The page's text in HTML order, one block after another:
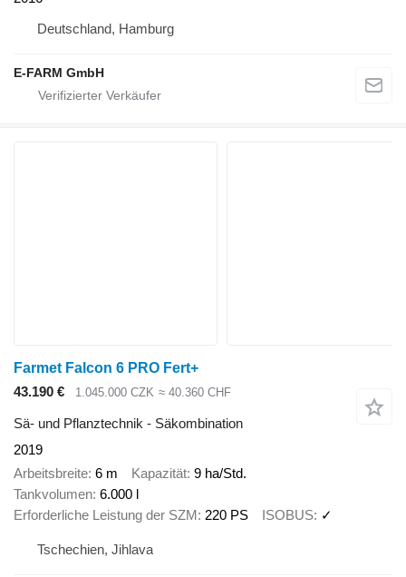
Deutschland, Hamburg
E-FARM GmbH
Farmet Falcon 6 PRO Fert+
43.190 €
1.045.000 CZK ≈ 40.360 CHF
Sä- und Pflanztechnik - Säkombination
2019
Arbeitsbreite 6 m Kapazität 9 ha/Std.
Tankvolumen 6.000 l
Erforderliche Leistung der SZM 220 PS ISOBUS ✓
Tschechien, Jihlava